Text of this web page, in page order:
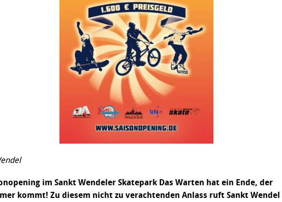
im Sankt Wendeler Skatepark Das Warten hat ein Ende, der
kommt! Zu diesem nicht zu verachtenden Anlass ruft Sankt Wendel